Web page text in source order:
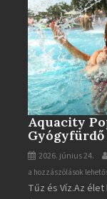
Aquacity
Gyógyfürdő
2026. június 24.
Aquacity
Poprad
a hozzászólások
Tűz és Víz.Az